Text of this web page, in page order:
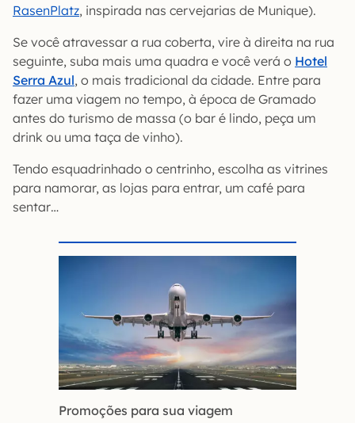
RasenPlatz, inspirada nas cervejarias de Munique).
Se você atravessar a rua coberta, vire à direita na rua
seguinte, suba mais uma quadra e você verá o Hotel
Serra Azul, o mais tradicional da cidade. Entre para
fazer uma viagem no tempo, à época de Gramado
antes do turismo de massa (o bar é lindo, peça um
drink ou uma taça de vinho).
Tendo esquadrinhado o centrinho, escolha as vitrines
para namorar, as lojas para entrar, um café para
sentar…
Promoções para sua viagem